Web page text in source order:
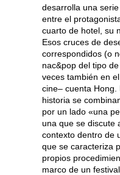
desarrolla una
entre el
cuarto de hotel, su
Esos cruces de
correspondidos (o
nac&pop del tipo
veces también en
cine– cuenta Hong.
historia se
por un lado «una
una que se discute
contexto dentro de
que se caracteriza
propios
marco de un